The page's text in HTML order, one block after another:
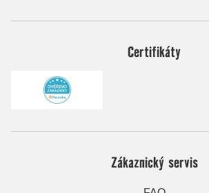
Certifikáty
Zákaznický servis